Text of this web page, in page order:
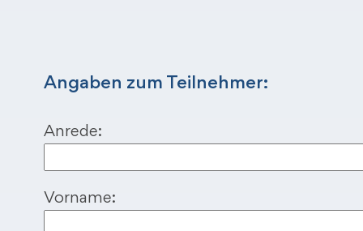
Angaben zum Teilnehmer:
Anrede:
Vorname: